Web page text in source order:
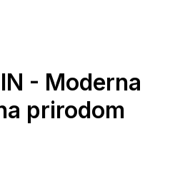
- Moderna
prirodom